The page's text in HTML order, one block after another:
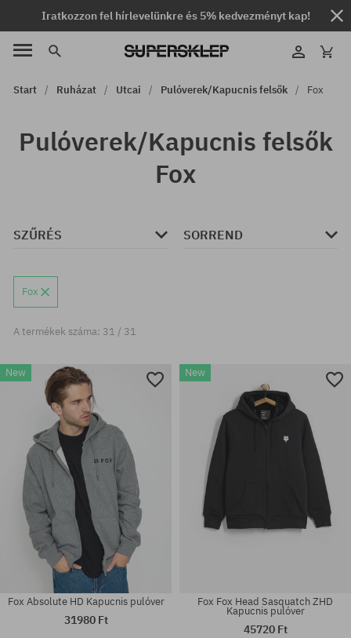
Iratkozzon fel hírlevelünkre és 5% kedvezményt kap!
Start Ruházat Utcai Pulóverek/Kapucnis felsők Fox
Pulóverek/Kapucnis felsők
Fox
SZŰRÉS SORREND
Fox
A termékek száma: 31 / 31
New
Fox Absolute HD Kapucnis pulóver
31980 Ft
New
Fox Fox Head Sasquatch ZHD
Kapucnis pulóver
45720 Ft